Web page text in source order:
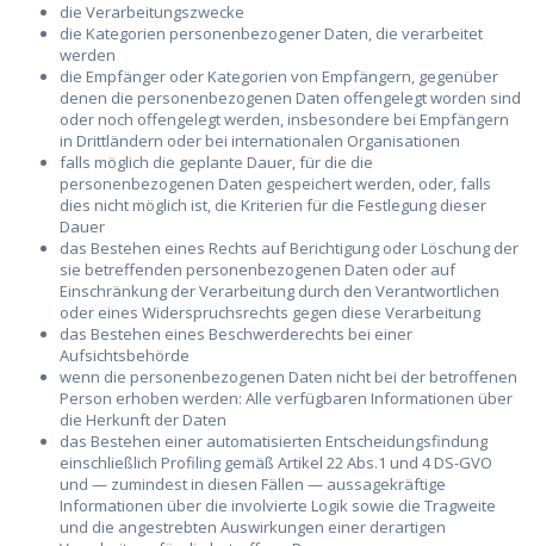
die Verarbeitungszwecke
die Kategorien personenbezogener Daten, die verarbeitet
werden
die Empfänger oder Kategorien von Empfängern, gegenüber
denen die personenbezogenen Daten offengelegt worden sind
oder noch offengelegt werden, insbesondere bei Empfängern
in Drittländern oder bei internationalen Organisationen
falls möglich die geplante Dauer, für die die
personenbezogenen Daten gespeichert werden, oder, falls
dies nicht möglich ist, die Kriterien für die Festlegung dieser
Dauer
das Bestehen eines Rechts auf Berichtigung oder Löschung der
sie betreffenden personenbezogenen Daten oder auf
Einschränkung der Verarbeitung durch den Verantwortlichen
oder eines Widerspruchsrechts gegen diese Verarbeitung
das Bestehen eines Beschwerderechts bei einer
Aufsichtsbehörde
wenn die personenbezogenen Daten nicht bei der betroffenen
Person erhoben werden: Alle verfügbaren Informationen über
die Herkunft der Daten
das Bestehen einer automatisierten Entscheidungsfindung
einschließlich Profiling gemäß Artikel 22 Abs.1 und 4 DS-GVO
und — zumindest in diesen Fällen — aussagekräftige
Informationen über die involvierte Logik sowie die Tragweite
und die angestrebten Auswirkungen einer derartigen